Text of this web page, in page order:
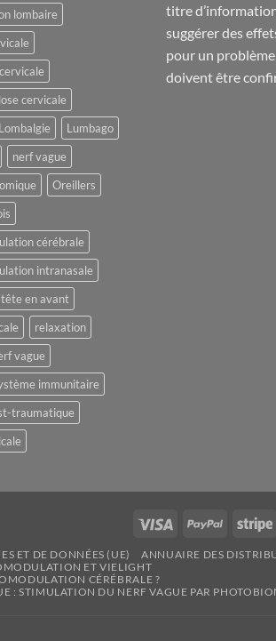
lombaire
cervicale
Lombalgie
Lumbago
nerf vague
Oreillers
cérébrale
intranasale
en avant
relaxation
vague
immunitaire
traumatique
titre
suggérer des
pour un
doivent être
Visa PayPal
ET DE DONNÉES (UE)
ANNUAIRE DES
ET VIELIGHT
CÉRÉBRALE ?
: STIMULATION DU NERF VAGUE PAR